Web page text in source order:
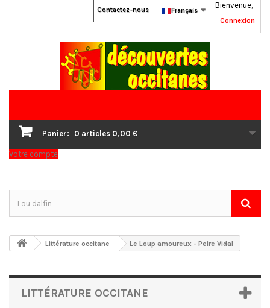
Bienvenue,
Connexion
Français
Contactez-nous
Panier: 0 articles 0,00 €
Votre compte
Littérature occitane Le Loup amoureux - Peire Vidal
LITTÉRATURE OCCITANE